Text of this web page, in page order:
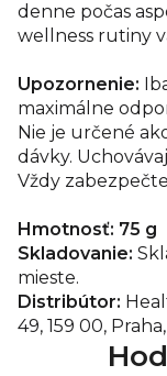
denne počas
wellness rutiny
Upozornenie:
maximálne
Nie je určené
dávky.
Vždy
Hmotnosť: 75 g
Skladovanie:
mieste.
Distribútor:
49, 159 00,